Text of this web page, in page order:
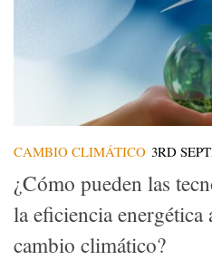
CAMBIO CLIMÁTICO 3RD
¿Cómo pueden las
la eficiencia
cambio climático?